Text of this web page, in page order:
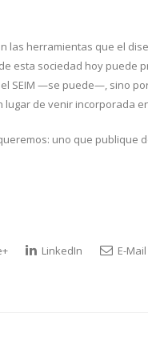
las herramientas que el
esta sociedad hoy puede
SEIM —se puede—, sino
de venir incorporada
uno que publique
LinkedIn E-Mail